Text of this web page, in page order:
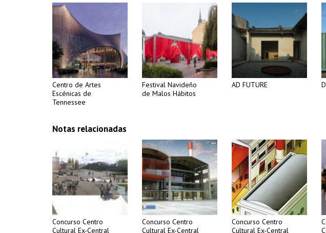
Centro de Artes
Escénicas de
Tennessee
Festival Navideño
de Malos Hábitos
AD FUTURE
Notas relacionadas
Concurso Centro
Cultural Ex-Central
Concurso Centro
Cultural Ex-Central
Concurso Centro
Cultural Ex-Central